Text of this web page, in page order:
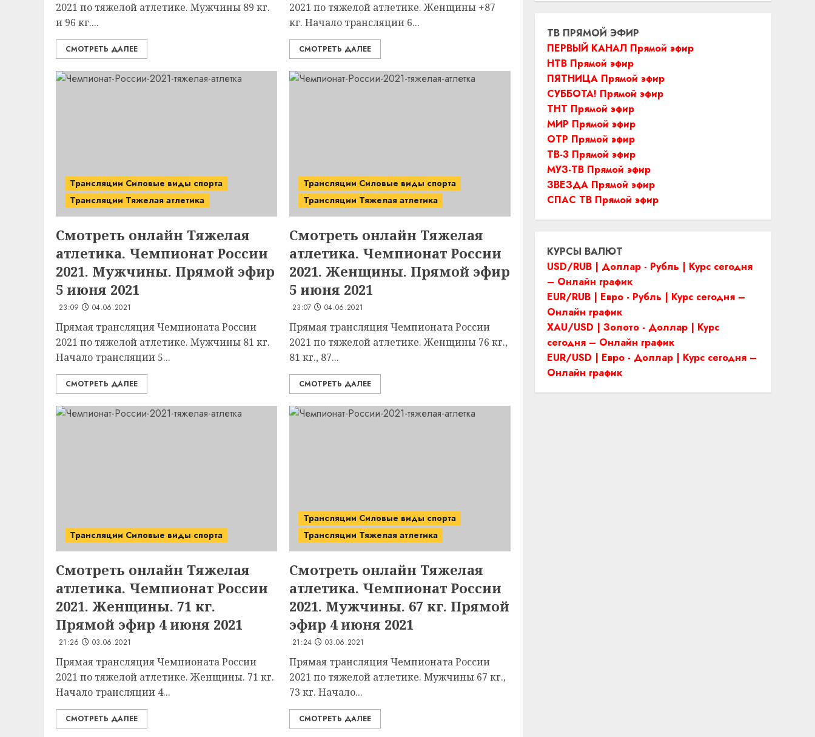
2021 по тяжелой атлетике. Мужчины 89 кг.
и 96 кг....
СМОТРЕТЬ ДАЛЕЕ
2021 по тяжелой атлетике. Женщины +87
кг. Начало трансляции 6...
СМОТРЕТЬ ДАЛЕЕ
Трансляции Силовые виды спорта
Трансляции Тяжелая атлетика
Смотреть онлайн Тяжелая
атлетика. Чемпионат России
2021. Мужчины. Прямой эфир
5 июня 2021
23:09 04.06.2021
Прямая трансляция Чемпионата России
2021 по тяжелой атлетике. Мужчины 81 кг.
Начало трансляции 5...
СМОТРЕТЬ ДАЛЕЕ
Трансляции Силовые виды спорта
Трансляции Тяжелая атлетика
Смотреть онлайн Тяжелая
атлетика. Чемпионат России
2021. Женщины. Прямой эфир
5 июня 2021
23:07 04.06.2021
Прямая трансляция Чемпионата России
2021 по тяжелой атлетике. Женщины 76 кг.,
81 кг., 87...
СМОТРЕТЬ ДАЛЕЕ
Трансляции Силовые виды спорта
Смотреть онлайн Тяжелая
атлетика. Чемпионат России
2021. Женщины. 71 кг.
Прямой эфир 4 июня 2021
21:26 03.06.2021
Прямая трансляция Чемпионата России
2021 по тяжелой атлетике. Женщины. 71 кг.
Начало трансляции 4...
СМОТРЕТЬ ДАЛЕЕ
Трансляции Силовые виды спорта
Трансляции Тяжелая атлетика
Смотреть онлайн Тяжелая
атлетика. Чемпионат России
2021. Мужчины. 67 кг. Прямой
эфир 4 июня 2021
21:24 03.06.2021
Прямая трансляция Чемпионата России
2021 по тяжелой атлетике. Мужчины 67 кг.,
73 кг. Начало...
СМОТРЕТЬ ДАЛЕЕ
ТВ ПРЯМОЙ ЭФИР
ПЕРВЫЙ КАНАЛ Прямой эфир
НТВ Прямой эфир
ПЯТНИЦА Прямой эфир
СУББОТА! Прямой эфир
ТНТ Прямой эфир
МИР Прямой эфир
ОТР Прямой эфир
ТВ-3 Прямой эфир
МУЗ-ТВ Прямой эфир
ЗВЕЗДА Прямой эфир
СПАС ТВ Прямой эфир
КУРСЫ ВАЛЮТ
USD/RUB | Доллар - Рубль | Курс сегодня
– Онлайн график
EUR/RUB | Евро - Рубль | Курс сегодня –
Онлайн график
XAU/USD | Золото - Доллар | Курс
сегодня – Онлайн график
EUR/USD | Евро - Доллар | Курс сегодня –
Онлайн график